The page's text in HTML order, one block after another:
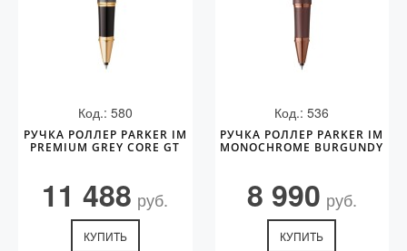
Код.: 580
РУЧКА РОЛЛЕР PARKER IM
PREMIUM GREY CORE GT
11 488 руб.
КУПИТЬ
Код.: 536
РУЧКА РОЛЛЕР PARKER IM
MONOCHROME BURGUNDY
8 990 руб.
КУПИТЬ